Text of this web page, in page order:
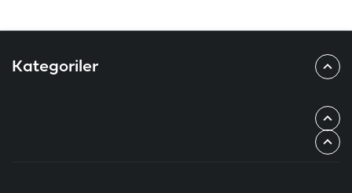
Kategoriler